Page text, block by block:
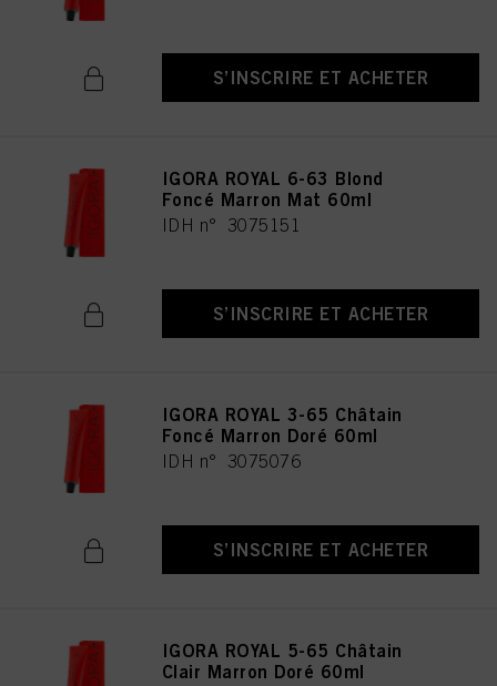
S’INSCRIRE ET ACHETER
IGORA ROYAL 6-63 Blond
Foncé Marron Mat 60ml
IDH n° 3075151
S’INSCRIRE ET ACHETER
IGORA ROYAL 3-65 Châtain
Foncé Marron Doré 60ml
IDH n° 3075076
S’INSCRIRE ET ACHETER
IGORA ROYAL 5-65 Châtain
Clair Marron Doré 60ml